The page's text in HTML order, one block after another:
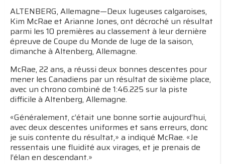
ALTENBERG, Allemagne—Deux lugeuses calgaroises,
Kim McRae et Arianne Jones, ont décroché un résultat
parmi les 10 premières au classement à leur dernière
épreuve de Coupe du Monde de luge de la saison,
dimanche à Altenberg, Allemagne.
McRae, 22 ans, a réussi deux bonnes descentes pour
mener les Canadiens par un résultat de sixième place,
avec un chrono combiné de 1:46.225 sur la piste
difficile à Altenberg, Allemagne.
«Généralement, c’était une bonne sortie aujourd’hui,
avec deux descentes uniformes et sans erreurs, donc
je suis contente du résultat,» a indiqué McRae. «Je
ressentais une fluidité aux virages, et je prenais de
l’élan en descendant.»